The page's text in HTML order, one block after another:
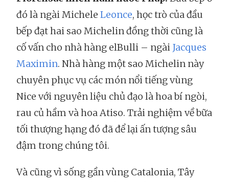
đó là ngài Michele Leonce, học trò của đầu
bếp đạt hai sao Michelin đồng thời cũng là
cố vấn cho nhà hàng elBulli – ngài Jacques
Maximin. Nhà hàng một sao Michelin này
chuyên phục vụ các món nổi tiếng vùng
Nice với nguyên liệu chủ đạo là hoa bí ngòi,
rau củ hầm và hoa Atiso. Trải nghiệm về bữa
tối thượng hạng đó đã để lại ấn tượng sâu
đậm trong chúng tôi.
Và cũng vì sống gần vùng Catalonia, Tây